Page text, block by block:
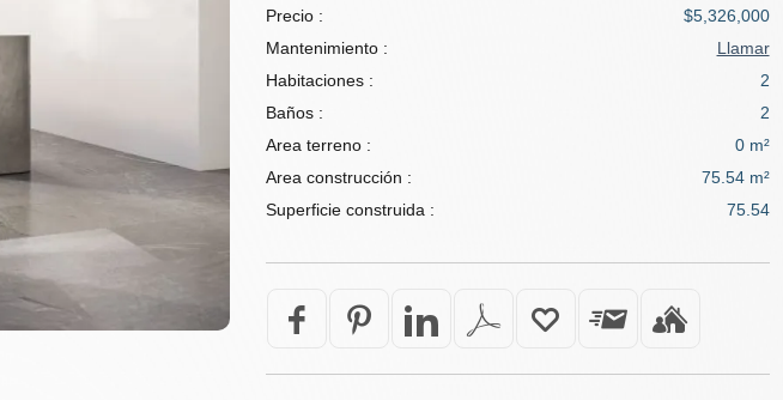
Precio :
$5,326,000
Mantenimiento :
Llamar
Habitaciones :
2
Baños :
2
Area terreno :
0 m²
Area construcción :
75.54 m²
Superficie construida :
75.54